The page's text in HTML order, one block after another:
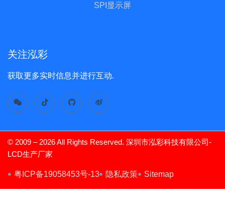
SPI显示屏
关注泓彩
获取更多实时信息并进行互动.
© 2009 – 2026 All Rights Reserved. 深圳市泓彩科技有限公司-
LCD生产厂家
粤ICP备19058453号-13 隐私政策 Sitemap